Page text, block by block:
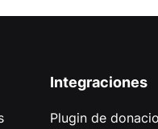
Integraciones
Plugin de